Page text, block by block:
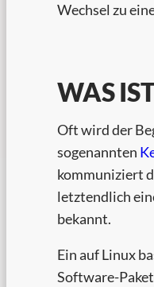
Wechsel zu
WAS
Oft wird der
sogenannten
kommuniziert
letztendlich
bekannt.
Ein auf Linux
Software-